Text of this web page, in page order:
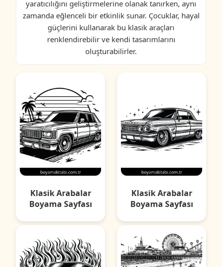
yaratıcılığını geliştirmelerine olanak tanırken, aynı
zamanda eğlenceli bir etkinlik sunar. Çocuklar, hayal
güçlerini kullanarak bu klasik araçları
renklendirebilir ve kendi tasarımlarını
oluşturabilirler.
Klasik Arabalar
Boyama Sayfası
Klasik Arabalar
Boyama Sayfası